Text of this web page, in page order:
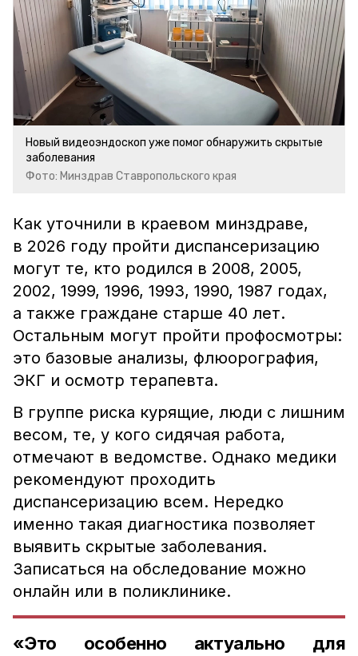
Новый видеоэндоскоп уже помог обнаружить скрытые
заболевания
Фото: Минздрав Ставропольского края
Как уточнили в краевом минздраве,
в 2026 году пройти диспансеризацию
могут те, кто родился в 2008, 2005,
2002, 1999, 1996, 1993, 1990, 1987 годах,
а также граждане старше 40 лет.
Остальным могут пройти профосмотры:
это базовые анализы, флюорография,
ЭКГ и осмотр терапевта.
В группе риска курящие, люди с лишним
весом, те, у кого сидячая работа,
отмечают в ведомстве. Однако медики
рекомендуют проходить
диспансеризацию всем. Нередко
именно такая диагностика позволяет
выявить скрытые заболевания.
Записаться на обследование можно
онлайн или в поликлинике.
«Это особенно актуально для